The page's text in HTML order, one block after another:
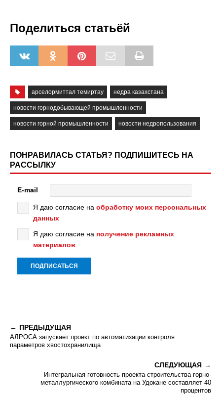
Поделиться статьёй
арселормиттал темиртау недра казахстана
новости горнодобывающей промышленности
новости горной промышленности новости недропользования
ПОНРАВИЛАСЬ СТАТЬЯ? ПОДПИШИТЕСЬ НА
РАССЫЛКУ
E-mail
Я даю согласие на обработку моих персональных
данных
Я даю согласие на получение рекламных
материалов
ПРЕДЫДУЩАЯ
АЛРОСА запускает проект по автоматизации контроля
параметров хвостохранилища
СЛЕДУЮЩАЯ
Интегральная готовность проекта строительства горно-
металлургического комбината на Удокане составляет 40
процентов